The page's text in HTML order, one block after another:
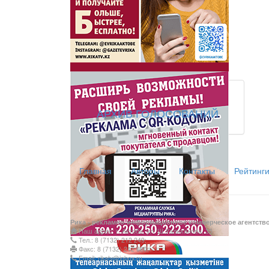
АРХИВ ГОЛОСОВАНИЙ
Главная Авторы Контакты Рейтинги
Рика - рекламно-информационное коммерческое
Наш адрес: г. Актобе, ул. Ш.Уалиханова, 35
Тел.: 8 (7132) 212 249;
Факс: 8 (7132) 212 660;
Email: rikatv@inbox.ru